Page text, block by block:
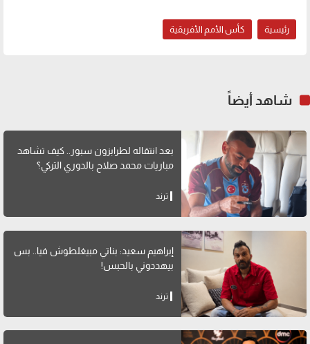
رئيسية كأس الأمم الأفريقية
شاهد أيضاً
بعد انتقاله لطرابزون سبور.. كيف تشاهد
مباريات محمد صلاح بالدوري التركي؟
ترند
إبراهيم سعيد: بناتي مبيغلطوش فيا.. بس
بيهددوني بالحبس!
ترند